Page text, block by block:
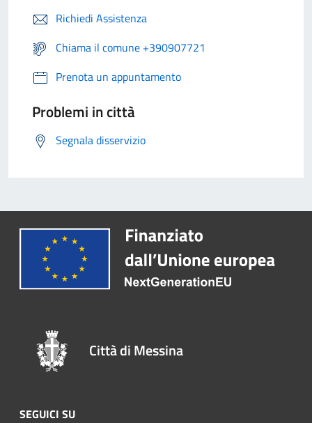
Richiedi Assistenza
Chiama il comune +390907721
Prenota un appuntamento
Problemi in città
Segnala disservizio
Città di Messina
SEGUICI SU